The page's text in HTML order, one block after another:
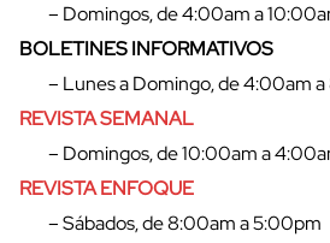
– Domingos, de 4:00am a
BOLETINES INFORMATIVOS
– Lunes a Domingo, de 4:00am
REVISTA SEMANAL
– Domingos, de 10:00am a
REVISTA ENFOQUE
– Sábados, de 8:00am a 5:00pm